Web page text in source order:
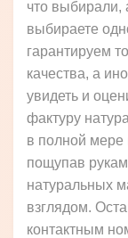
что выбирали,
выбираете
гарантируем
качества, а
увидеть и
фактуру
в полной мере
пощупав
натуральных
взглядом.
контактным